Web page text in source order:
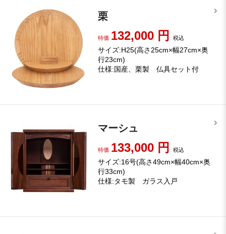
栗
特価 132,000 円税込
サイズ:H25(高さ25cm×幅27cm×奥
行23cm)
仕様:国産、栗製 仏具セット付
マーシュ
特価 133,000 円税込
サイズ:16号(高さ49cm×幅40cm×奥
行33cm)
仕様:タモ製 ガラス入戸